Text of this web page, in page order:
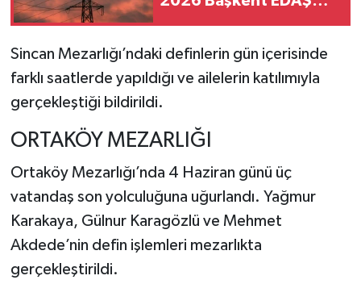
Sincan Mezarlığı’ndaki definlerin gün içerisinde
farklı saatlerde yapıldığı ve ailelerin katılımıyla
gerçekleştiği bildirildi.
ORTAKÖY MEZARLIĞI
Ortaköy Mezarlığı’nda 4 Haziran günü üç
vatandaş son yolculuğuna uğurlandı. Yağmur
Karakaya, Gülnur Karagözlü ve Mehmet
Akdede’nin defin işlemleri mezarlıkta
gerçekleştirildi.